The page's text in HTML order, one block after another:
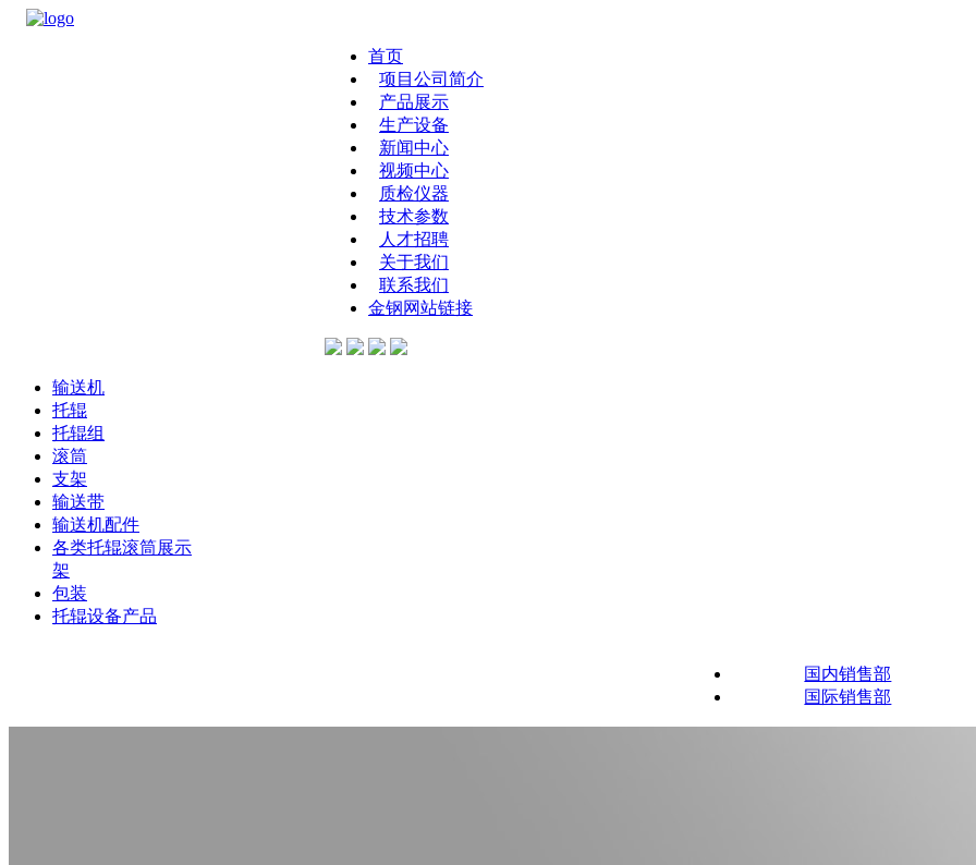
首页
项目公司简介
产品展示
生产设备
新闻中心
视频中心
质检仪器
技术参数
人才招聘
关于我们
联系我们
金钢网站链接
输送机
托辊
托辊组
滚筒
支架
输送带
输送机配件
各类托辊滚筒展示
架
包装
托辊设备产品
国内销售部
国际销售部